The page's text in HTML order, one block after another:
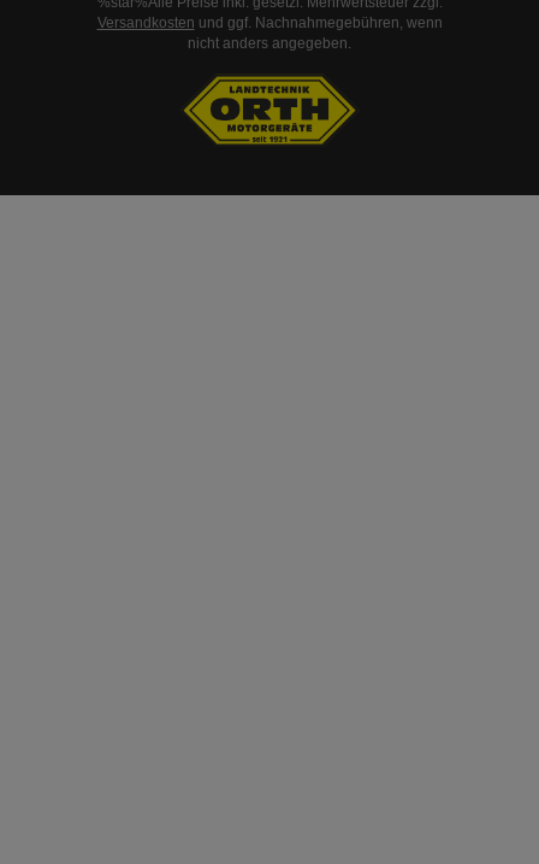
Versandkosten und ggf. Nachnahmegebühren, wenn
nicht anders angegeben.